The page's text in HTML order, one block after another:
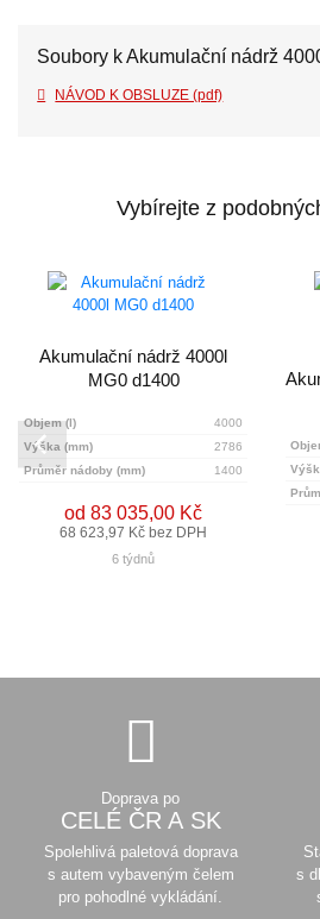
Soubory k Akumulační nádrž
NÁVOD K OBSLUZE (pdf)
Vybírejte z
Akumulační nádrž 4000l
MG0 d1400
Objem (l)
4000
Výška (mm)
2786
Průměr nádoby (mm)
1400
od 83 035,00 Kč
68 623,97 Kč bez DPH
6 týdnů
Doprava po
CELÉ ČR A SK
Spolehlivá paletová doprava
s autem vybaveným čelem
pro pohodlné vykládání.
s